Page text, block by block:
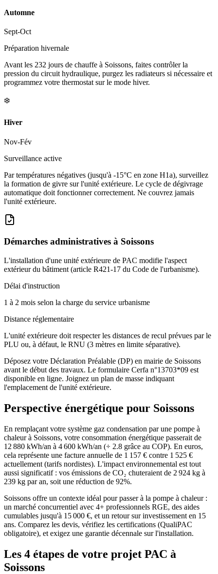
Automne
Sept-Oct
Préparation hivernale
Avant les 232 jours de chauffe à Soissons, faites contrôler la
pression du circuit hydraulique, purgez les radiateurs si nécessaire et
programmez votre thermostat sur le mode hiver.
❄️
Hiver
Nov-Fév
Surveillance active
Par températures négatives (jusqu'à -15°C en zone H1a), surveillez
la formation de givre sur l'unité extérieure. Le cycle de dégivrage
automatique doit fonctionner correctement. Ne couvrez jamais
l'unité extérieure.
Démarches administratives à Soissons
L'installation d'une unité extérieure de PAC modifie l'aspect
extérieur du bâtiment (article R421-17 du Code de l'urbanisme).
Délai d'instruction
1 à 2 mois selon la charge du service urbanisme
Distance réglementaire
L'unité extérieure doit respecter les distances de recul prévues par le
PLU ou, à défaut, le RNU (3 mètres en limite séparative).
Déposez votre Déclaration Préalable (DP) en mairie de Soissons
avant le début des travaux. Le formulaire Cerfa n°13703*09 est
disponible en ligne. Joignez un plan de masse indiquant
l'emplacement de l'unité extérieure.
Perspective énergétique pour Soissons
En remplaçant votre système gaz condensation par une pompe à
chaleur à Soissons, votre consommation énergétique passerait de
12 880 kWh/an à 4 600 kWh/an (÷ 2.8 grâce au COP). En euros,
cela représente une facture annuelle de 1 157 € contre 1 525 €
actuellement (tarifs nordistes). L'impact environnemental est tout
aussi significatif : vos émissions de CO₂ chuteraient de 2 924 kg à
239 kg par an, soit une réduction de 92%.
Soissons offre un contexte idéal pour passer à la pompe à chaleur :
un marché concurrentiel avec 4+ professionnels RGE, des aides
cumulables jusqu'à 15 000 €, et un retour sur investissement en 15
ans. Comparez les devis, vérifiez les certifications (QualiPAC
obligatoire), et exigez une garantie décennale sur l'installation.
Les 4 étapes de votre projet PAC à
Soissons